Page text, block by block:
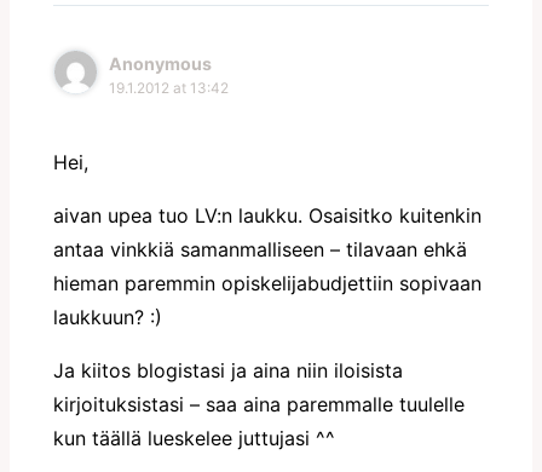
Anonymous
19.1.2012 at 13:42
Hei,
aivan upea tuo LV:n laukku. Osaisitko kuitenkin
antaa vinkkiä samanmalliseen – tilavaan ehkä
hieman paremmin opiskelijabudjettiin sopivaan
laukkuun? :)
Ja kiitos blogistasi ja aina niin iloisista
kirjoituksistasi – saa aina paremmalle tuulelle
kun täällä lueskelee juttujasi ^^